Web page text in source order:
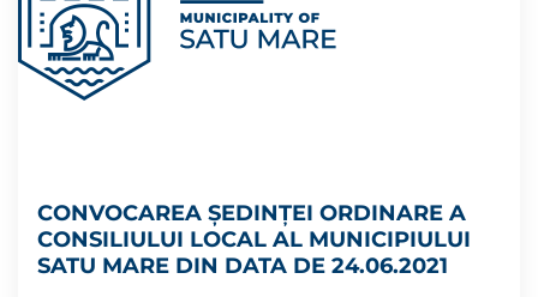
CONVOCAREA ȘEDINȚEI ORDINARE A
CONSILIULUI LOCAL AL MUNICIPIULUI
SATU MARE DIN DATA DE 24.06.2021